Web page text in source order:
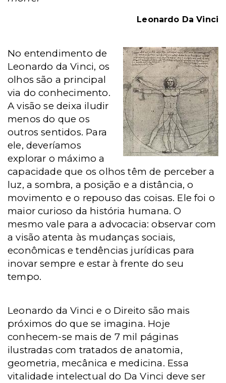
Leonardo Da Vinci
No entendimento de
Leonardo da Vinci, os
olhos são a principal
via do conhecimento.
A visão se deixa iludir
menos do que os
outros sentidos. Para
ele, deveríamos
explorar o máximo a
capacidade que os olhos têm de perceber a
luz, a sombra, a posição e a distância, o
movimento e o repouso das coisas. Ele foi o
maior curioso da história humana. O
mesmo vale para a advocacia: observar com
a visão atenta às mudanças sociais,
econômicas e tendências jurídicas para
inovar sempre e estar à frente do seu
tempo.
Leonardo da Vinci e o Direito são mais
próximos do que se imagina. Hoje
conhecem-se mais de 7 mil páginas
ilustradas com tratados de anatomia,
geometria, mecânica e medicina. Essa
vitalidade intelectual do Da Vinci deve ser